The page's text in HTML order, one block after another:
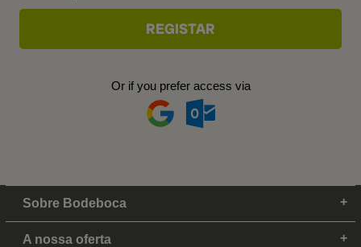
Or if you prefer access via
Sobre Bodeboca
A nossa oferta